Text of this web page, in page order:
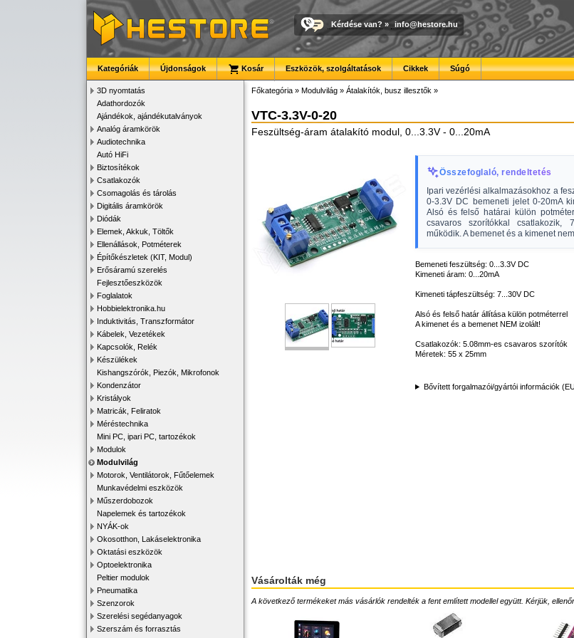
Kérdése van? » info@hestore.hu
Kategóriák Újdonságok Kosár Eszközök, szolgáltatások Cikkek Súgó
3D nyomtatás
Adathordozók
Ajándékok, ajándékutalványok
Analóg áramkörök
Audiotechnika
Autó HiFi
Biztosítékok
Csatlakozók
Csomagolás és tárolás
Digitális áramkörök
Diódák
Elemek, Akkuk, Töltők
Ellenállások, Potméterek
Építőkészletek (KIT, Modul)
Erősáramú szerelés
Fejlesztőeszközök
Foglalatok
Hobbielektronika.hu
Induktivitás, Transzformátor
Kábelek, Vezetékek
Kapcsolók, Relék
Készülékek
Kishangszórók, Piezók, Mikrofonok
Kondenzátor
Kristályok
Matricák, Feliratok
Méréstechnika
Mini PC, ipari PC, tartozékok
Modulok
Modulvilág
Motorok, Ventilátorok, Fűtőelemek
Munkavédelmi eszközök
Műszerdobozok
Napelemek és tartozékok
NYÁK-ok
Okosotthon, Lakáselektronika
Oktatási eszközök
Optoelektronika
Peltier modulok
Pneumatika
Szenzorok
Szerelési segédanyagok
Szerszám és forrasztás
Főkategória » Modulvilág » Átalakítók, busz illesztők »
VTC-3.3V-0-20
Feszültség-áram átalakító modul, 0...3.3V - 0...20mA
Összefoglaló, rendeltetés
Ipari vezérlési alkalmazásokhoz a
0-3.3V DC bemeneti jelet 0-20mA
Alsó és felső határai külön
csavaros szorítókkal csatlakozik,
működik. A bemenet és a kimenet
Bemeneti feszültség: 0...3.3V DC
Kimeneti áram: 0...20mA
Kimeneti tápfeszültség: 7...30V DC
Alsó és felső határ állítása külön potméterrel
A kimenet és a bemenet NEM izolált!
Csatlakozók: 5.08mm-es csavaros szorítók
Méretek: 55 x 25mm
Bővített forgalmazói/gyártói információk
Vásárolták még
A következő termékeket más vásárlók rendelték a fent említett modellel együtt. Kérjük,